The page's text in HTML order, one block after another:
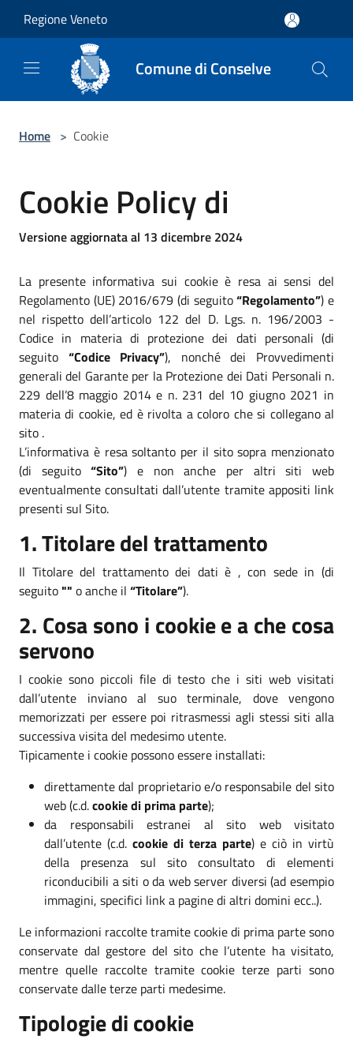
Regione Veneto
Comune di Conselve
Home > Cookie
Cookie Policy di
Versione aggiornata al 13 dicembre 2024
La presente informativa sui cookie è resa ai sensi del
Regolamento (UE) 2016/679 (di seguito“Regolamento”) e
nel rispetto dell’articolo 122 del D. Lgs. n. 196/2003 -
Codice in materia di protezione dei dati personali (di
seguito “Codice Privacy”), nonché dei Provvedimenti
generali del Garante per la Protezione dei Dati Personali n.
229 dell’8 maggio 2014 e n. 231 del 10 giugno 2021 in
materia di cookie, ed è rivolta a coloro che si collegano al
sito .
L’informativa è resa soltanto per il sito sopra menzionato
(di seguito“Sito”) e non anche per altri siti web
eventualmente consultati dall’utente tramite appositi link
presenti sul Sito.
1. Titolare del trattamento
Il Titolare del trattamento dei dati è , con sede in (di
seguito"" o anche il “Titolare”).
2. Cosa sono i cookie e a che cosa
servono
I cookie sono piccoli file di testo che i siti web visitati
dall’utente inviano al suo terminale, dove vengono
memorizzati per essere poi ritrasmessi agli stessi siti alla
successiva visita del medesimo utente.
Tipicamente i cookie possono essere installati:
direttamente dal proprietario e/o responsabile del sito
web (c.d.cookie di prima parte);
da responsabili estranei al sito web visitato
dall’utente (c.d. cookie di terza parte) e ciò in virtù
della presenza sul sito consultato di elementi
riconducibili a siti o da web server diversi (ad esempio
immagini, specifici link a pagine di altri domini ecc..).
Le informazioni raccolte tramite cookie di prima parte sono
conservate dal gestore del sito che l’utente ha visitato,
mentre quelle raccolte tramite cookie terze parti sono
conservate dalle terze parti medesime.
Tipologie di cookie